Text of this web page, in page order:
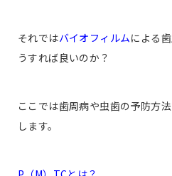
それではバイオフィルムによる
うすれば良いのか？
ここでは歯周病や虫歯の予防方
します。